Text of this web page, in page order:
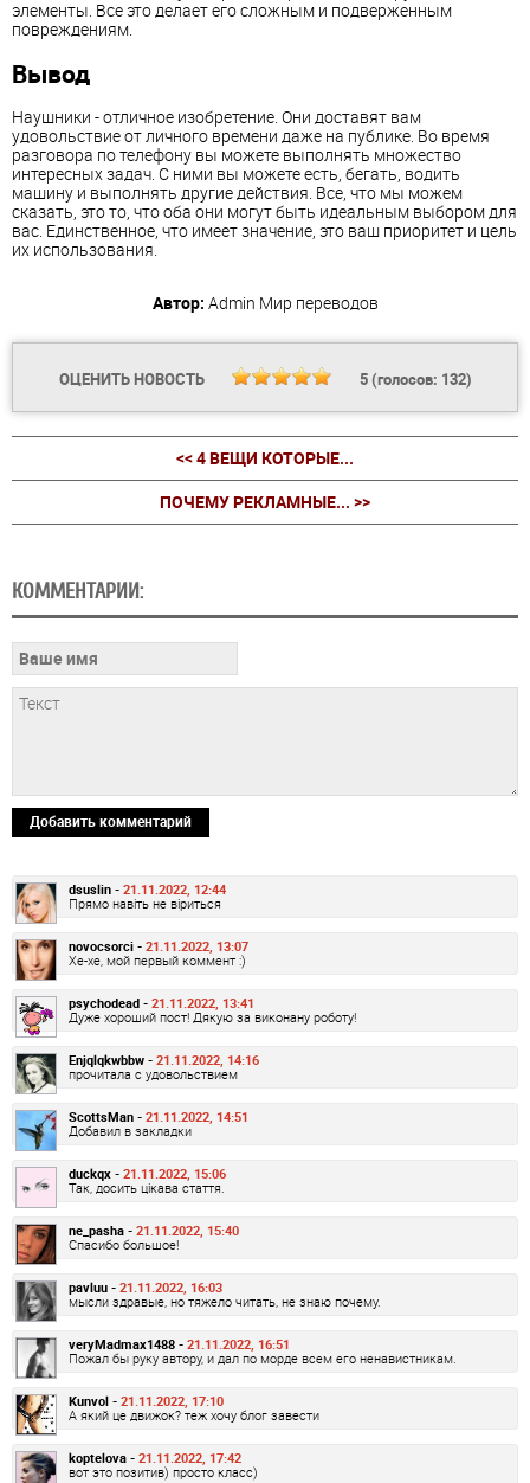
элементы. Все это делает его сложным и подверженным
повреждениям.
Вывод
Наушники - отличное изобретение. Они доставят вам
удовольствие от личного времени даже на публике. Во время
разговора по телефону вы можете выполнять множество
интересных задач. С ними вы можете есть, бегать, водить
машину и выполнять другие действия. Все, что мы можем
сказать, это то, что оба они могут быть идеальным выбором для
вас. Единственное, что имеет значение, это ваш приоритет и цель
их использования.
Автор: Admin Мир переводов
ОЦЕНИТЬ НОВОСТЬ 5(голосов: 132)
<< 4 ВЕЩИ КОТОРЫЕ...
ПОЧЕМУ РЕКЛАМНЫЕ... >>
КОММЕНТАРИИ:
Добавить комментарий
dsuslin - 21.11.2022, 12:44
Прямо навіть не віриться
novocsorci - 21.11.2022, 13:07
Хе-хе, мой первый коммент :)
psychodead - 21.11.2022, 13:41
Дуже хороший пост! Дякую за виконану роботу!
Enjqlqkwbbw - 21.11.2022, 14:16
прочитала с удовольствием
ScottsMan - 21.11.2022, 14:51
Добавил в закладки
duckqx - 21.11.2022, 15:06
Так, досить цікава стаття.
ne_pasha - 21.11.2022, 15:40
Спасибо большое!
pavluu - 21.11.2022, 16:03
мысли здравые, но тяжело читать, не знаю почему.
veryMadmax1488 - 21.11.2022, 16:51
Пожал бы руку автору, и дал по морде всем его ненавистникам.
Kunvol - 21.11.2022, 17:10
А який це движок? теж хочу блог завести
koptelova - 21.11.2022, 17:42
вот это позитив) просто класс)